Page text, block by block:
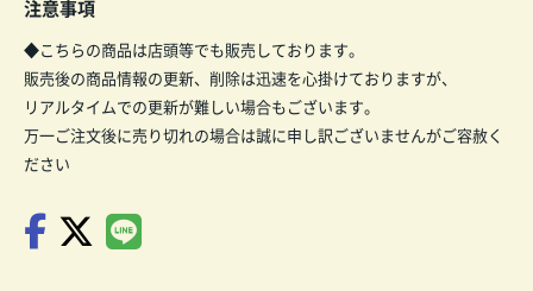
注意事項
◆こちらの商品は店頭等でも販売しております。
販売後の商品情報の更新、削除は迅速を心掛けておりますが、
リアルタイムでの更新が難しい場合もございます。
万一ご注文後に売り切れの場合は誠に申し訳ございませんがご容赦く
ださい